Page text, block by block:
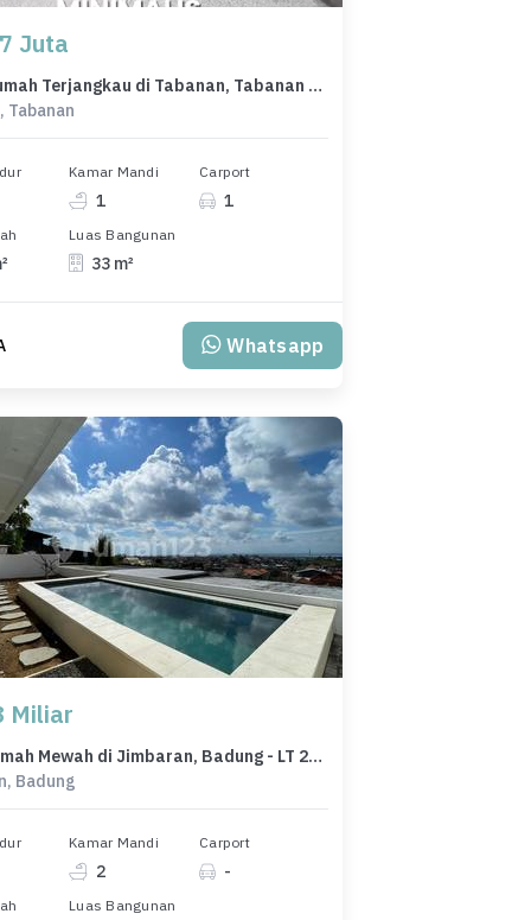
Juta
Dijual Rumah Terjangkau di Tabanan, Tabanan - Cuma 357 Juta
Tabanan
Kamar Mandi
1
Carport
1
Luas Bangunan
33 m²
Whatsapp
Miliar
Dijual rumah Mewah di Jimbaran, Badung - LT 200m²
Badung
Kamar Mandi
2
Carport
-
Luas Bangunan